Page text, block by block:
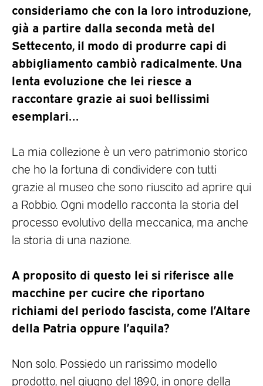
consideriamo che con la loro introduzione,
già a partire dalla seconda metà del
Settecento, il modo di produrre capi di
abbigliamento cambiò radicalmente. Una
lenta evoluzione che lei riesce a
raccontare grazie ai suoi bellissimi
esemplari…
La mia collezione è un vero patrimonio storico
che ho la fortuna di condividere con tutti
grazie al museo che sono riuscito ad aprire qui
a Robbio. Ogni modello racconta la storia del
processo evolutivo della meccanica, ma anche
la storia di una nazione.
A proposito di questo lei si riferisce alle
macchine per cucire che riportano
richiami del periodo fascista, come l’Altare
della Patria oppure l’aquila?
Non solo. Possiedo un rarissimo modello
prodotto, nel giugno del 1890, in onore della